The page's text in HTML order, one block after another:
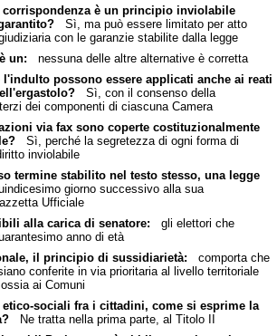
è un principio inviolabile
Sì, ma può essere limitato per atto
con le garanzie stabilite dalla legge
un: nessuna delle altre alternative è corretta
possono essere applicati anche ai reati
Sì, con il consenso della
dei componenti di ciascuna Camera
via fax sono coperte costituzionalmente
Sì, perché la segretezza di ogni forma di
inviolabile
termine stabilito nel testo stesso, una legge
giorno successivo alla sua
Ufficiale
alla carica di senatore: gli elettori che
anno di età
il principio di sussidiarietà: comporta che
conferite in via prioritaria al livello territoriale
ai Comuni
sociali fra i cittadini, come si esprime la
Ne tratta nella prima parte, al Titolo II